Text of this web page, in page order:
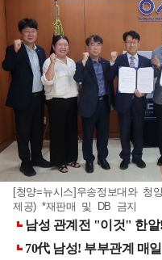
[청양=뉴시스]우송정보대와 청
제공) *재판매 및 DB 금지